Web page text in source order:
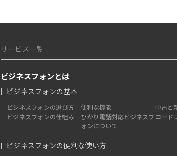
サービス一覧
ビジネスフォンとは
ビジネスフォンの基本
ビジネスフォンの選び方 便利な機能
中古と
ビジネスフォンの仕組み
ひかり電話対応ビジネスフ
ォンについて
コード
ビジネスフォンの便利な使い方